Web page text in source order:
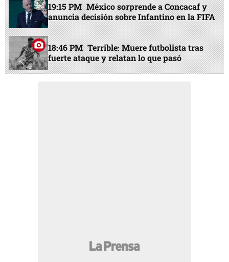
19:15 PM México sorprende a Concacaf y
anuncia decisión sobre Infantino en la FIFA
18:46 PM Terrible: Muere futbolista tras
fuerte ataque y relatan lo que pasó